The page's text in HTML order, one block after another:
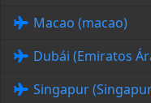
Macao (macao)
Dubái (Emiratos
Singapur